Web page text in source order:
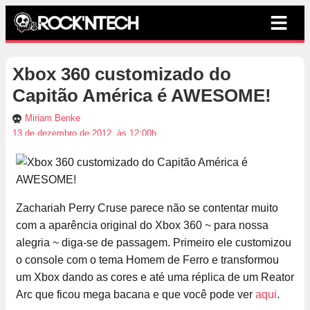
Xbox 360 customizado do
Capitão América é AWESOME!
Miriam Benke
13 de dezembro de 2012, às 12:00h
Zachariah Perry Cruse parece não se contentar muito
com a aparência original do Xbox 360 ~ para nossa
alegria ~ diga-se de passagem. Primeiro ele customizou
o console com o tema Homem de Ferro e transformou
um Xbox dando as cores e até uma réplica de um Reator
Arc que ficou mega bacana e que você pode ver aqui.